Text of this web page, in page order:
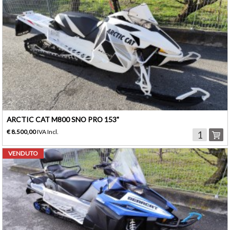
ARCTIC CAT M800 SNO PRO 153"
€ 8.500,00IVA Incl.
VENDUTO